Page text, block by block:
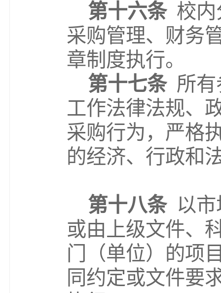
第十六条 校
采购管理、财务
章制度执行。
第十七条 所
工作法律法规、
采购行为，严格
的经济、行政和
第十八条 以
或由上级文件、
门（单位）的项
同约定或文件要